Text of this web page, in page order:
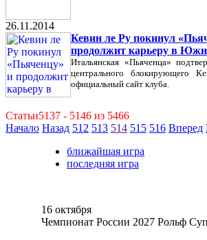
26.11.2014
Кевин ле Ру покинул
продолжит карьеру в
Итальянская «Пьяченца»
центрального блокирующего
официальный сайт клуба.
Статьи5137 - 5146 из 5466
Начало Назад 512 513 514 515 516 Вперед
ближайшая игра
последняя игра
16 октября
Чемпионат России 2027 Рольф